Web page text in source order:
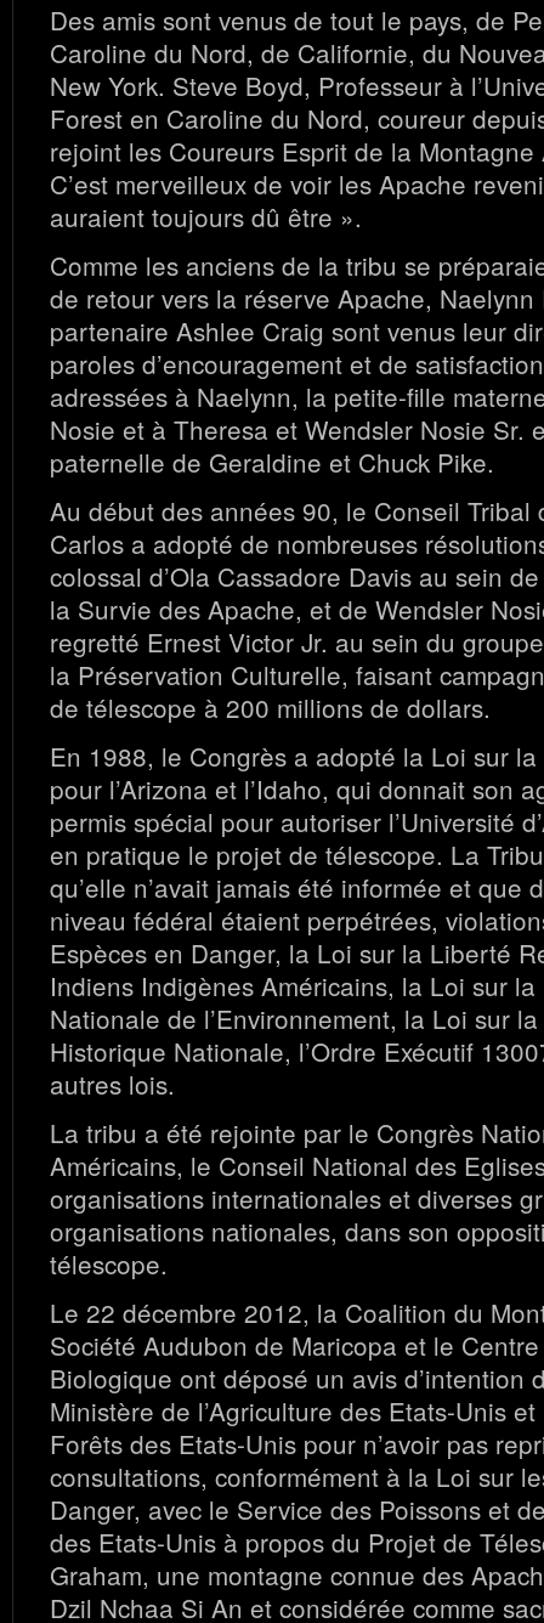
Des amis sont venus de tout le pays, de
Caroline du Nord, de Californie, du
New York. Steve Boyd, Professeur à
Forest en Caroline du Nord, coureur
rejoint les Coureurs Esprit de la
C’est merveilleux de voir les Apache
auraient toujours dû être ».
Comme les anciens de la tribu se
de retour vers la réserve Apache, Naelynn
partenaire Ashlee Craig sont venus leur
paroles d’encouragement et de
adressées à Naelynn, la petite-fille
Nosie et à Theresa et Wendsler Nosie Sr.
paternelle de Geraldine et Chuck Pike.
Au début des années 90, le Conseil Tribal
Carlos a adopté de nombreuses
colossal d’Ola Cassadore Davis au sein
la Survie des Apache, et de Wendsler
regretté Ernest Victor Jr. au sein du
la Préservation Culturelle, faisant
de télescope à 200 millions de dollars.
En 1988, le Congrès a adopté la Loi sur
pour l’Arizona et l’Idaho, qui donnait son
permis spécial pour autoriser l’Université
en pratique le projet de télescope. La
qu’elle n’avait jamais été informée et que
niveau fédéral étaient perpétrées,
Espèces en Danger, la Loi sur la Liberté
Indiens Indigènes Américains, la Loi sur
Nationale de l’Environnement, la Loi sur
Historique Nationale, l’Ordre Exécutif
autres lois.
La tribu a été rejointe par le Congrès
Américains, le Conseil National des
organisations internationales et diverses
organisations nationales, dans son
télescope.
Le 22 décembre 2012, la Coalition du
Société Audubon de Maricopa et le
Biologique ont déposé un avis d’intention
Ministère de l’Agriculture des Etats-Unis
Forêts des Etats-Unis pour n’avoir pas
consultations, conformément à la Loi sur
Danger, avec le Service des Poissons et
des Etats-Unis à propos du Projet de
Graham, une montagne connue des
Dzil Nchaa Si An et considérée comme